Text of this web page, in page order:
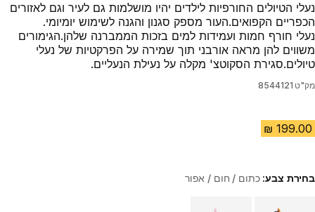
נעלי הטיולים החורפיות לילדים יהיו מושלמות גם לעיר וגם לאזורים
הכפריים הקפואים.העור מספק סגנון והגנה לשימוש יומיומי.
נעלי חורף חמות ועמידות למים בזכות הממברנה שלהן.הגימורים
משווים להן מראה אורבני תוך שמירה על הפרקטיות של נעלי
טיולים.סגירת הסקוטצ' מקלה על נעילת הנעליים.
מק"ט 8544121
בחירת צבע:כתום / חום / אפור